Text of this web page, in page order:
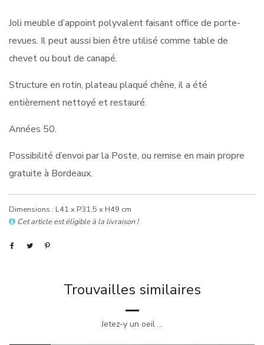
Joli meuble d’appoint polyvalent faisant office de porte-
revues. Il peut aussi bien être utilisé comme table de
chevet ou bout de canapé.
Structure en rotin, plateau plaqué chêne, il a été
entièrement nettoyé et restauré.
Années 50.
Possibilité d’envoi par la Poste, ou remise en main propre
gratuite à Bordeaux.
Dimensions : L41 x P31,5 x H49 cm
Cet article est éligible à la livraison !
Trouvailles similaires
Jetez-y un oeil ...